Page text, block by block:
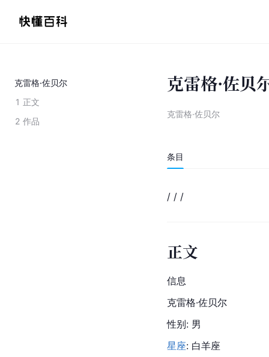
克雷格·佐贝尔
1 正文
2 作品
克雷格·佐贝
克雷格·佐贝尔
条目
/ / /
正文
信息
克雷格·佐贝尔
性别: 男
星座: 白羊座